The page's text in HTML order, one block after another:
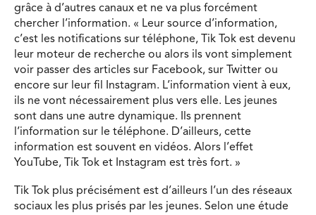
grâce à d’autres canaux et ne va plus forcément
chercher l’information. « Leur source d’information,
c’est les notifications sur téléphone, Tik Tok est devenu
leur moteur de recherche ou alors ils vont simplement
voir passer des articles sur Facebook, sur Twitter ou
encore sur leur fil Instagram. L’information vient à eux,
ils ne vont nécessairement plus vers elle. Les jeunes
sont dans une autre dynamique. Ils prennent
l’information sur le téléphone. D’ailleurs, cette
information est souvent en vidéos. Alors l’effet
YouTube, Tik Tok et Instagram est très fort. »
Tik Tok plus précisément est d’ailleurs l’un des réseaux
sociaux les plus prisés par les jeunes. Selon une étude